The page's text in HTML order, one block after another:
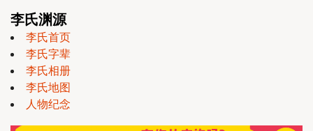
李氏渊源
李氏首页
李氏字辈
李氏相册
李氏地图
人物纪念